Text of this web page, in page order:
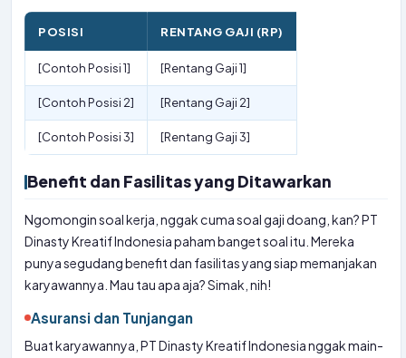
POSISI RENTANG GAJI (RP)
[Contoh Posisi 1] [Rentang Gaji 1]
[Contoh Posisi 2] [Rentang Gaji 2]
[Contoh Posisi 3] [Rentang Gaji 3]
Benefit dan Fasilitas yang Ditawarkan
Ngomongin soal kerja, nggak cuma soal gaji doang, kan? PT
Dinasty Kreatif Indonesia paham banget soal itu. Mereka
punya segudang benefit dan fasilitas yang siap memanjakan
karyawannya. Mau tau apa aja? Simak, nih!
Asuransi dan Tunjangan
Buat karyawannya, PT Dinasty Kreatif Indonesia nggak main-